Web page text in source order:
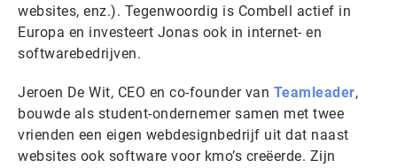
websites, enz.). Tegenwoordig is Combell actief in
Europa en investeert Jonas ook in internet- en
softwarebedrijven.
Jeroen De Wit, CEO en co-founder van Teamleader,
bouwde als student-ondernemer samen met twee
vrienden een eigen webdesignbedrijf uit dat naast
websites ook software voor kmo’s creëerde. Zijn